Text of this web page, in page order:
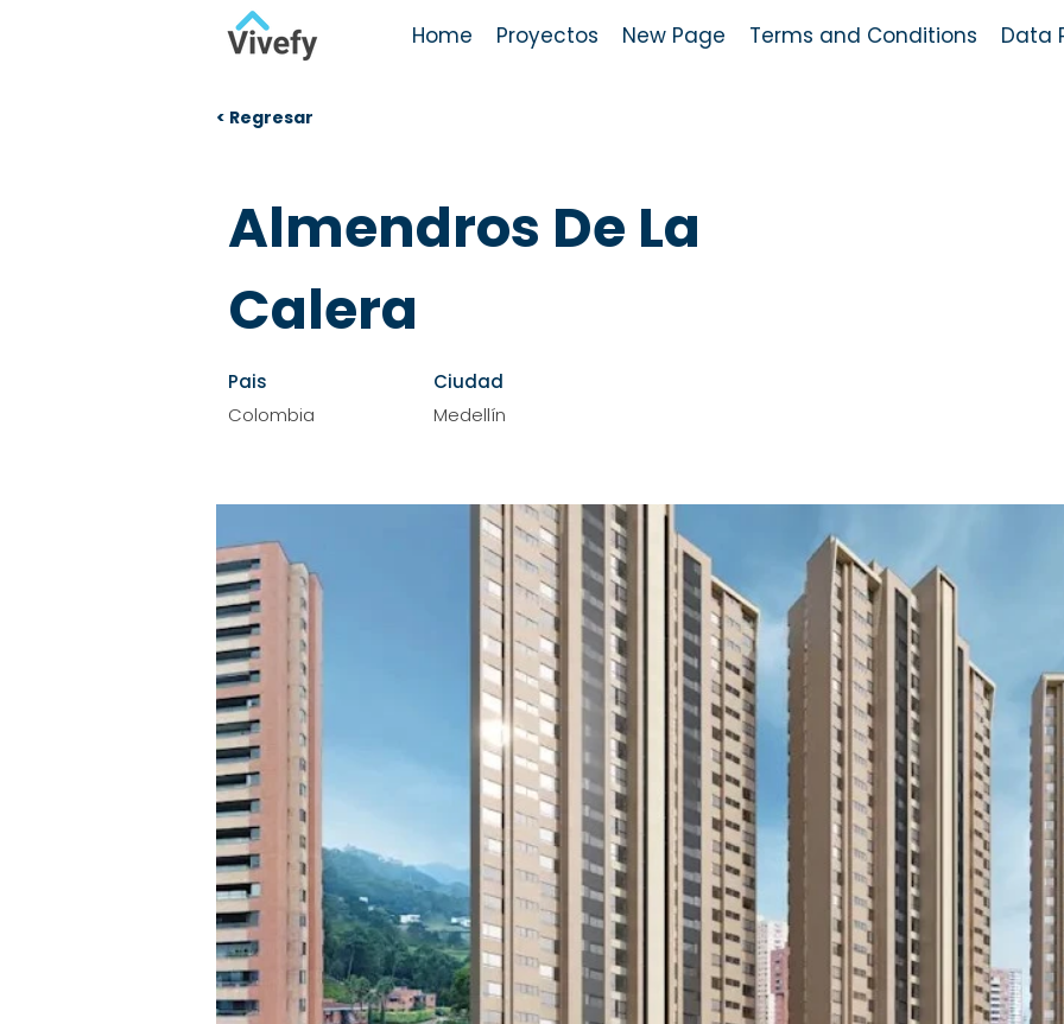
Home Proyectos New Page Terms and Conditions Data
< Regresar
Almendros De La
Calera
Pais
Colombia
Ciudad
Medellín